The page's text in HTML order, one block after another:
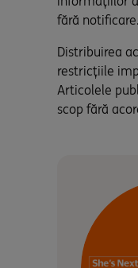
fără notificare.
Distribuirea
restricțiile
Articolele
scop fără